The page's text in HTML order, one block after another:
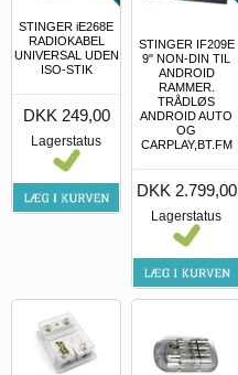
STINGER iE268E
RADIOKABEL
UNIVERSAL UDEN
ISO-STIK
DKK 249,00
Lagerstatus
STINGER IF209E
9" NON-DIN TIL
ANDROID
RAMMER.
TRÅDLØS
ANDROID AUTO
OG
CARPLAY,BT.FM
DKK 2.799,00
Lagerstatus